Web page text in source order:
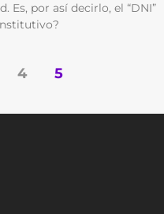
Es, por así decirlo, el “DNI”
4 5